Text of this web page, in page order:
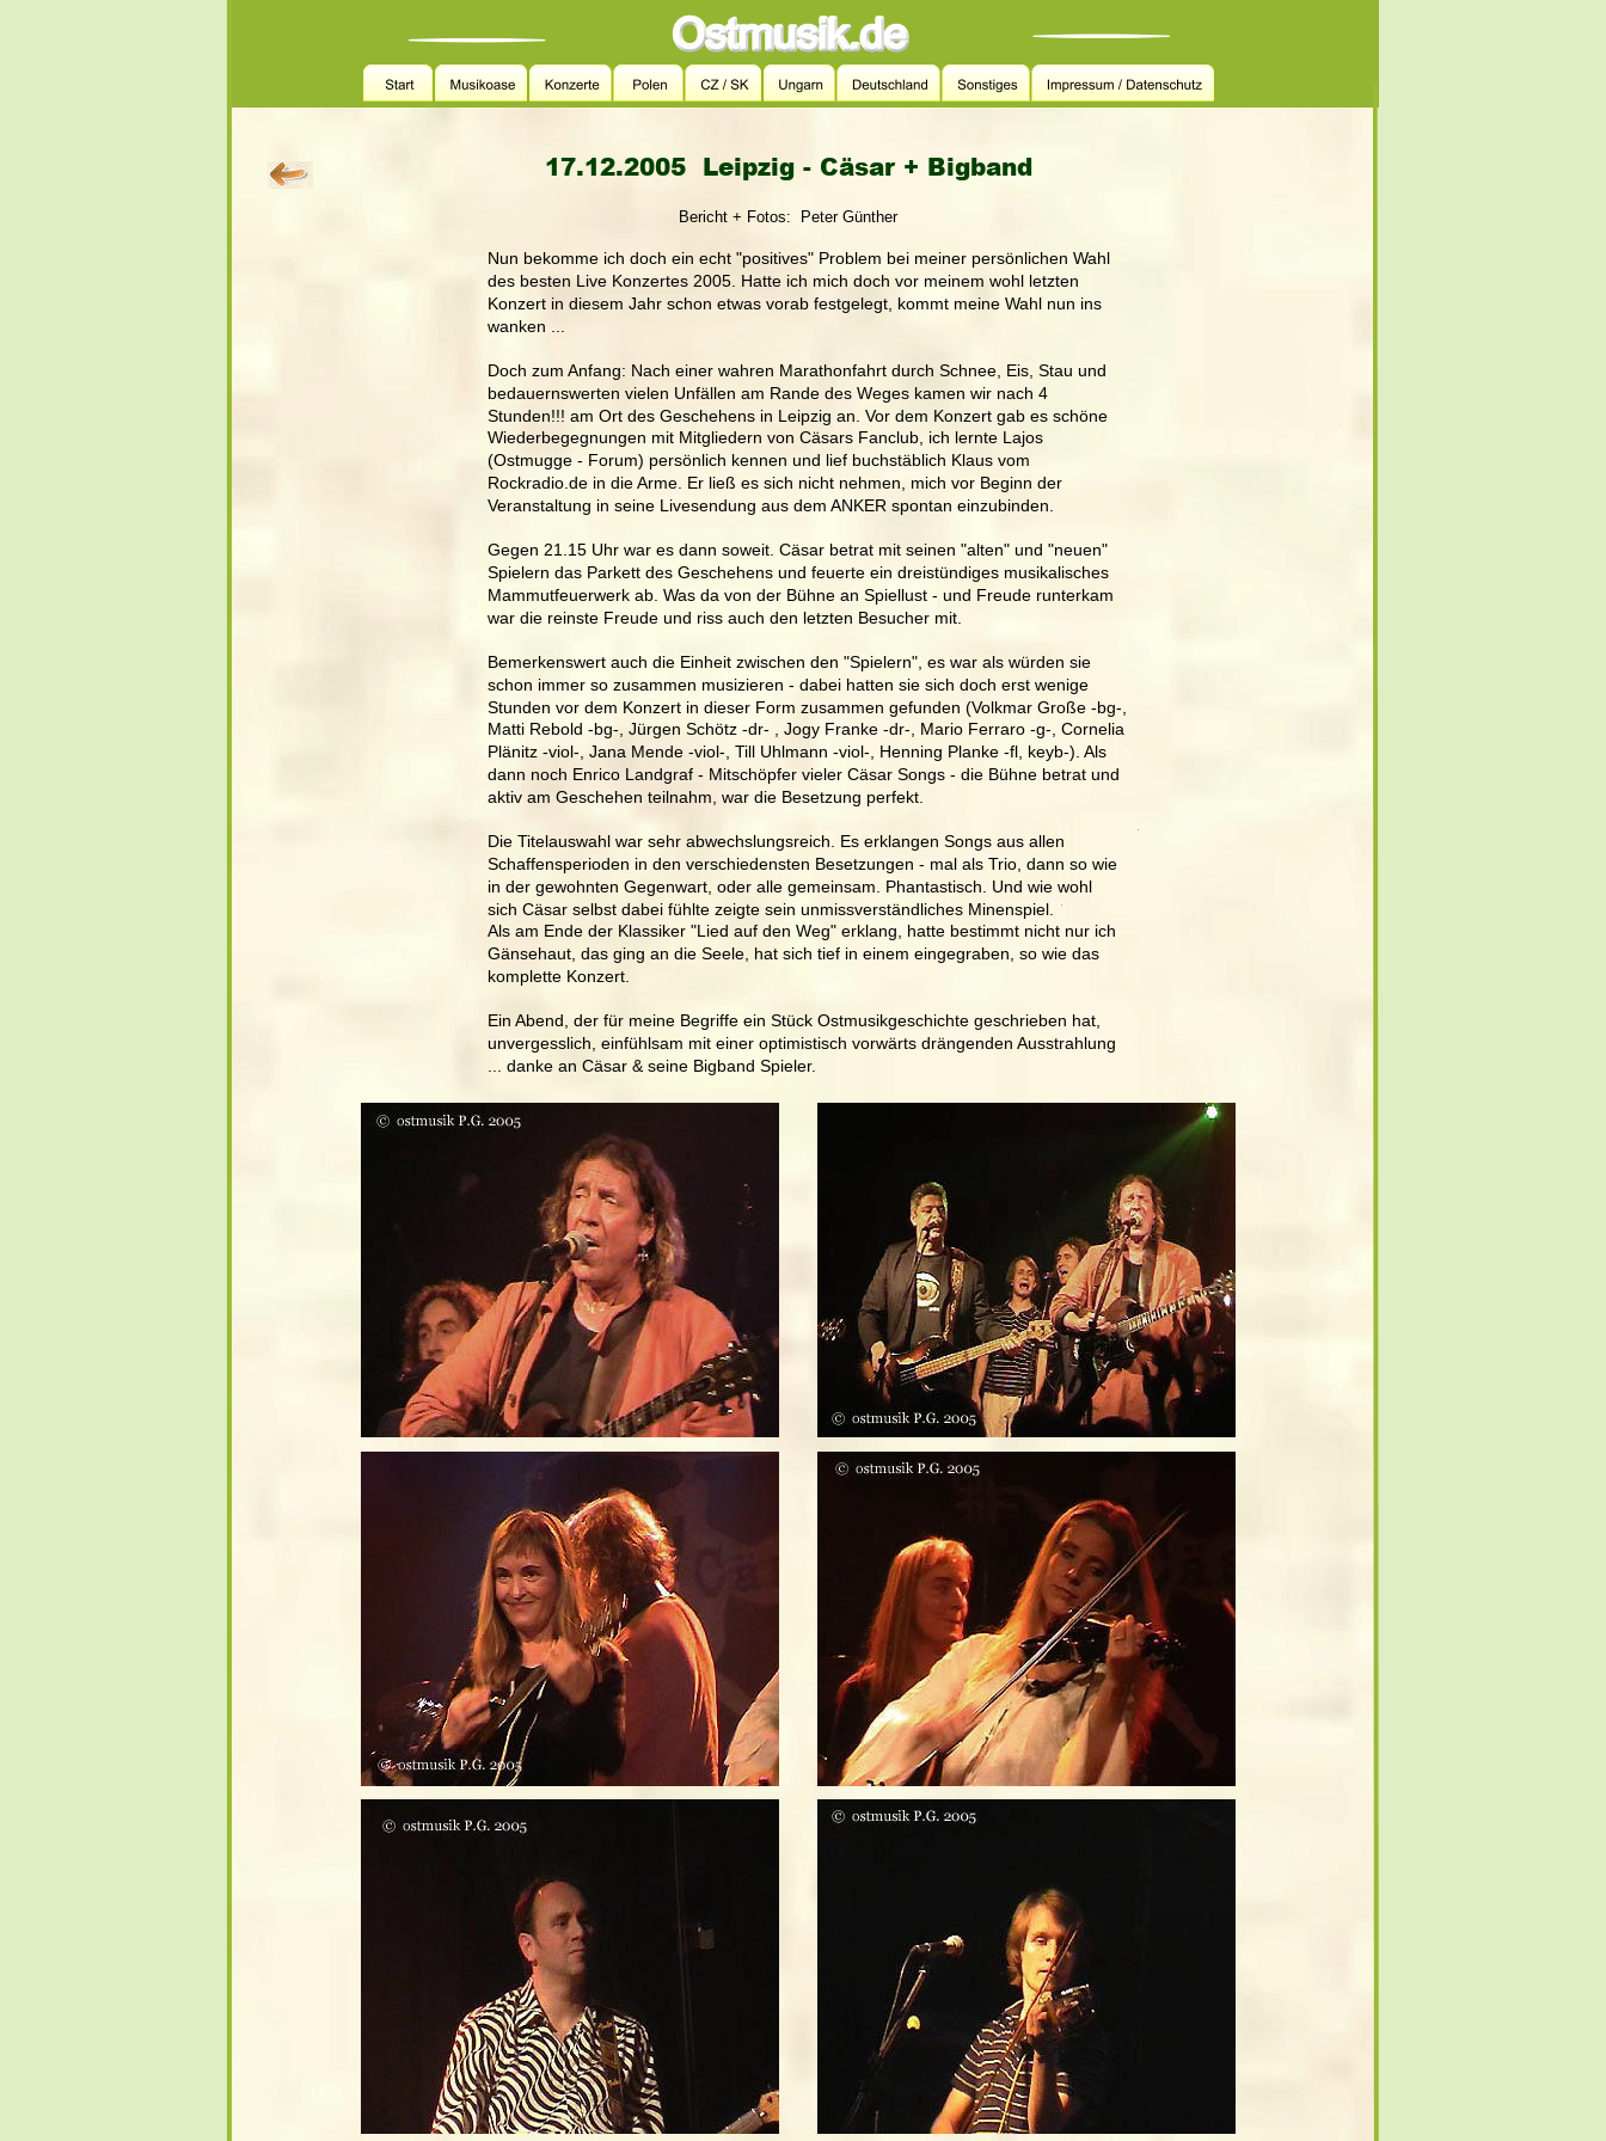
17.12.2005  Leipzig - Cäsar + Bigband
       Bericht + Fotos:  Peter Günther
Nun bekomme ich doch ein echt "positives" Problem bei meiner persönlichen Wahl
des besten Live Konzertes 2005. Hatte ich mich doch vor meinem wohl letzten
Konzert in diesem Jahr schon etwas vorab festgelegt, kommt meine Wahl nun ins
wanken ...
Doch zum Anfang: Nach einer wahren Marathonfahrt durch Schnee, Eis, Stau und
bedauernswerten vielen Unfällen am Rande des Weges kamen wir nach 4
Stunden!!! am Ort des Geschehens in Leipzig an. Vor dem Konzert gab es schöne
Wiederbegegnungen mit Mitgliedern von Cäsars Fanclub, ich lernte Lajos
(Ostmugge - Forum) persönlich kennen und lief buchstäblich Klaus vom
Rockradio.de in die Arme. Er ließ es sich nicht nehmen, mich vor Beginn der
Veranstaltung in seine Livesendung aus dem ANKER spontan einzubinden.
Gegen 21.15 Uhr war es dann soweit. Cäsar betrat mit seinen "alten" und "neuen"
Spielern das Parkett des Geschehens und feuerte ein dreistündiges musikalisches
Mammutfeuerwerk ab. Was da von der Bühne an Spiellust - und Freude runterkam
war die reinste Freude und riss auch den letzten Besucher mit.
Bemerkenswert auch die Einheit zwischen den "Spielern", es war als würden sie
schon immer so zusammen musizieren - dabei hatten sie sich doch erst wenige
Stunden vor dem Konzert in dieser Form zusammen gefunden (Volkmar Große -bg-,
Matti Rebold -bg-, Jürgen Schötz -dr- , Jogy Franke -dr-, Mario Ferraro -g-, Cornelia
Plänitz -viol-, Jana Mende -viol-, Till Uhlmann -viol-, Henning Planke -fl, keyb-). Als
dann noch Enrico Landgraf - Mitschöpfer vieler Cäsar Songs - die Bühne betrat und
aktiv am Geschehen teilnahm, war die Besetzung perfekt.
Die Titelauswahl war sehr abwechslungsreich. Es erklangen Songs aus allen
Schaffensperioden in den verschiedensten Besetzungen - mal als Trio, dann so wie
in der gewohnten Gegenwart, oder alle gemeinsam. Phantastisch. Und wie wohl
sich Cäsar selbst dabei fühlte zeigte sein unmissverständliches Minenspiel.
Als am Ende der Klassiker "Lied auf den Weg" erklang, hatte bestimmt nicht nur ich
Gänsehaut, das ging an die Seele, hat sich tief in einem eingegraben, so wie das
komplette Konzert.
Ein Abend, der für meine Begriffe ein Stück Ostmusikgeschichte geschrieben hat,
unvergesslich, einfühlsam mit einer optimistisch vorwärts drängenden Ausstrahlung
... danke an Cäsar & seine Bigband Spieler.